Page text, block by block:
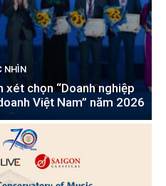
NHÌN
chọn “Doanh nghiệp
Việt Nam” năm 2026